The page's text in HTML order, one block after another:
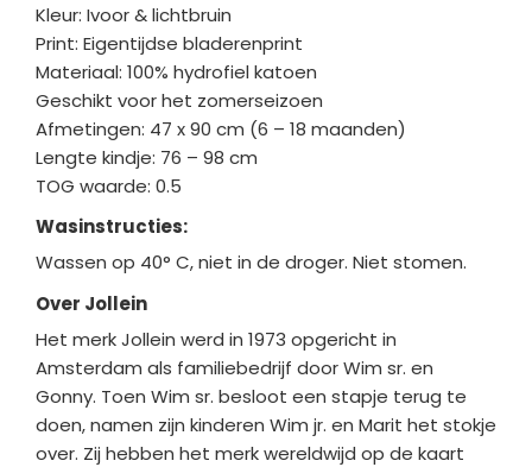
Kleur: Ivoor & lichtbruin
Print: Eigentijdse bladerenprint
Materiaal: 100% hydrofiel katoen
Geschikt voor het zomerseizoen
Afmetingen: 47 x 90 cm (6 – 18 maanden)
Lengte kindje: 76 – 98 cm
TOG waarde: 0.5
Wasinstructies:
Wassen op 40° C, niet in de droger. Niet stomen.
Over Jollein
Het merk Jollein werd in 1973 opgericht in
Amsterdam als familiebedrijf door Wim sr. en
Gonny. Toen Wim sr. besloot een stapje terug te
doen, namen zijn kinderen Wim jr. en Marit het stokje
over. Zij hebben het merk wereldwijd op de kaart